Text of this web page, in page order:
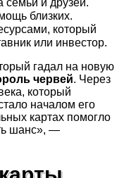
близких.
который
или инвестор.
гадал на новую
червей. Через
который
началом его
картах помогло
шанс», —